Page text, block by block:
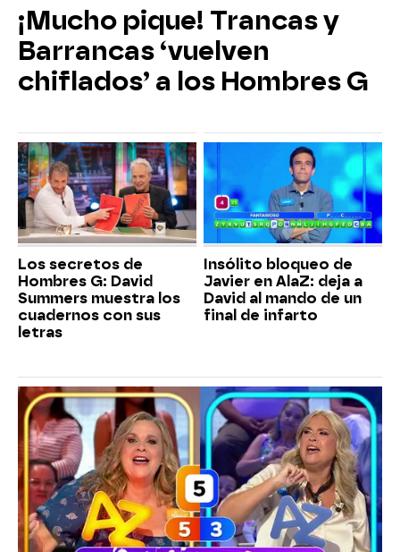
¡Mucho pique! Trancas y
Barrancas ‘vuelven
chiflados’ a los Hombres G
Los secretos de
Hombres G: David
Summers muestra los
cuadernos con sus
letras
Insólito bloqueo de
Javier en AlaZ: deja a
David al mando de un
final de infarto